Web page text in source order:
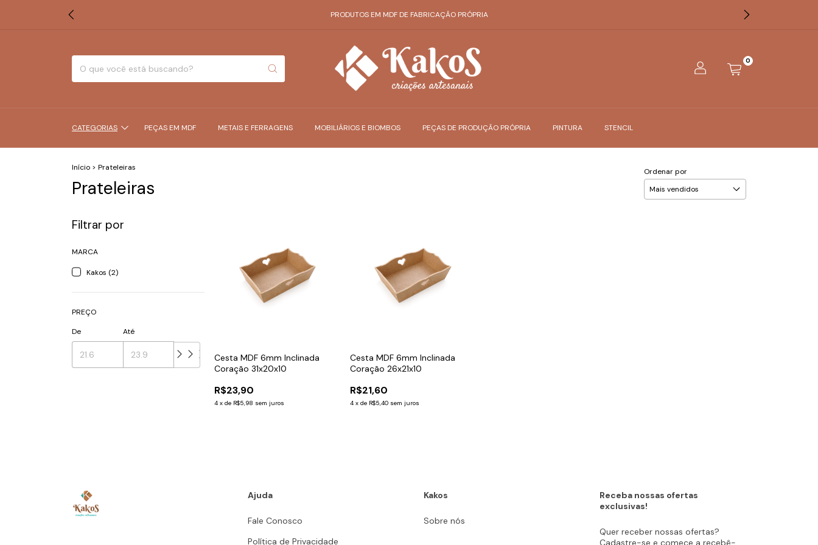
PRODUTOS EM MDF DE FABRICAÇÃO PRÓPRIA
0
CATEGORIAS PEÇAS EM MDF METAIS E FERRAGENS MOBILIÁRIOS E BIOMBOS PEÇAS DE PRODUÇÃO PRÓPRIA PINTURA STENCIL
Início > Prateleiras
Prateleiras
Ordenar por
Filtrar por
MARCA
Kakos (2)
PREÇO
De
Até
Cesta MDF 6mm Inclinada
Coração 31x20x10
R$23,90
4 xde R$5,98 sem juros
Cesta MDF 6mm Inclinada
Coração 26x21x10
R$21,60
4 x de R$5,40 sem juros
Ajuda
Fale Conosco
Política de Privacidade
Kakos
Sobre nós
Receba nossas ofertas
exclusivas!
Quer receber nossas ofertas?
Cadastre-se e comece a recebê-